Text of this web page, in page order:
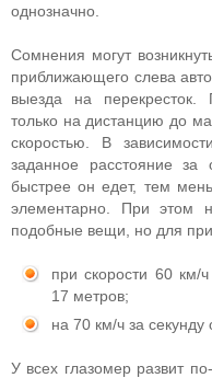
однозначно.
Сомнения могут
приближающего слева
выезда на перекресток.
только на дистанцию до
скоростью. В
заданное расстояние
быстрее он едет, тем
элементарно. При этом
подобные вещи, но для
при скорости 60 км/
17 метров;
на 70 км/ч за
У всех глазомер развит